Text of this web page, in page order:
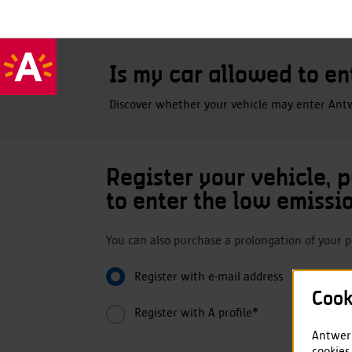
Is my car allowed to
Discover whether your vehicle may enter
Register your vehicle,
to enter the low
You can also purchase a prolongation of
Register with e-mail address
Register with A profile*